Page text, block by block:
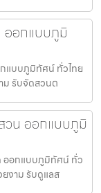
ออกแบบภูมิ
แบบภูมิทัศน์ ทั่วไทย
ม รับจัดสวนต
วน ออกแบบภูมิ
ออกแบบภูมิทัศน์ ทั่ว
งาม รับดูแลส